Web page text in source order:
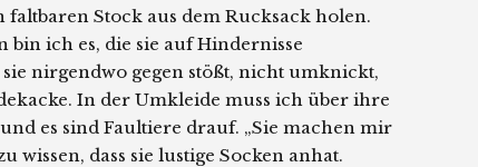
Stock aus dem Rucksack holen.
bin ich es, die sie auf Hindernisse
nirgendwo gegen stößt, nicht umknickt,
In der Umkleide muss ich über ihre
es sind Faultiere drauf. „Sie machen mir
wissen, dass sie lustige Socken anhat.